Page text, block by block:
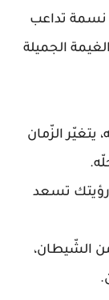
تداعب
الجميلة
الزّمان
رؤيتك تسعد
الشّيطان،